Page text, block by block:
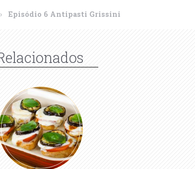
› Episódio 6 Antipasti Grissini